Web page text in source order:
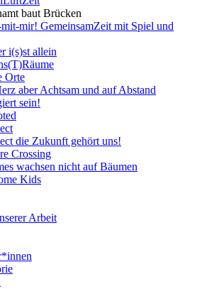
baut Brücken
mir! GemeinsamZeit mit Spiel und
i(s)st allein
Orte
aber Achtsam und auf Abstand
sein!
die Zukunft gehört uns!
Crossing
wachsen nicht auf Bäumen
Kids
Arbeit